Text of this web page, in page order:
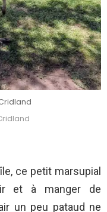
ce petit marsupial
et à manger de
un peu pataud ne